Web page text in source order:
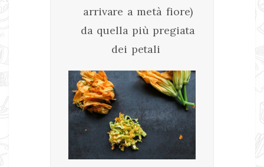
arrivare a metà fiore)
da quella più pregiata
dei petali